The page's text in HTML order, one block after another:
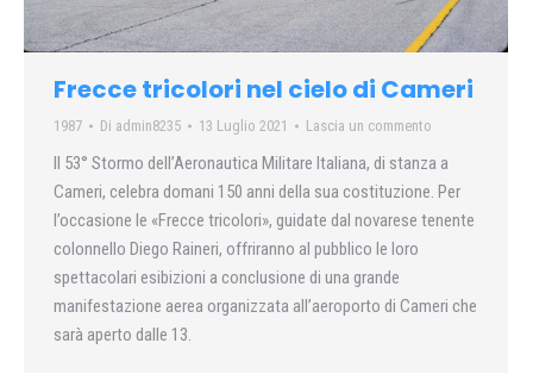
Frecce tricolori nel cielo di Cameri
1987 Di admin8235 13 Luglio 2021 Lascia un commento
Il 53° Stormo dell’Aeronautica Militare Italiana, di stanza a
Cameri, celebra domani 150 anni della sua costituzione. Per
l’occasione le «Frecce tricolori», guidate dal novarese tenente
colonnello Diego Raineri, offriranno al pubblico le loro
spettacolari esibizioni a conclusione di una grande
manifestazione aerea organizzata all’aeroporto di Cameri che
sarà aperto dalle 13.